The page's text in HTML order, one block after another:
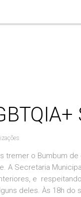
tremer o Bumbum
A Secretaria
e
deles. Às 18h